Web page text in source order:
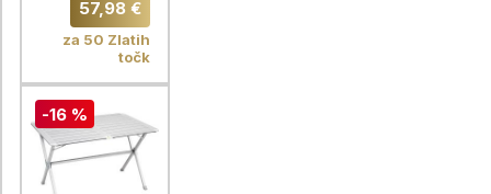
57,98 €
za 50 Zlatih
točk
-16 %